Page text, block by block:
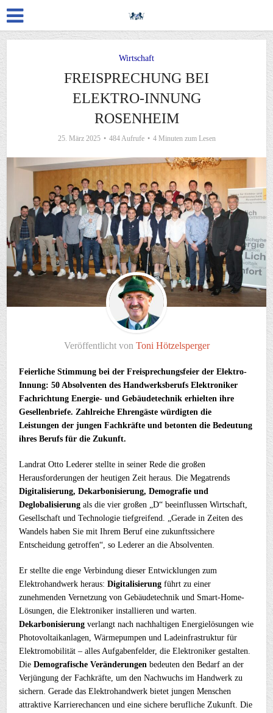
Wirtschaft
FREISPRECHUNG BEI
ELEKTRO-INNUNG
ROSENHEIM
25. März 2025 484 Aufrufe 4 Minuten zum Lesen
Veröffentlicht von Toni Hötzelsperger
Feierliche Stimmung bei der Freisprechungsfeier der Elektro-
Innung: 50 Absolventen des Handwerksberufs Elektroniker
Fachrichtung Energie- und Gebäudetechnik erhielten ihre
Gesellenbriefe. Zahlreiche Ehrengäste würdigten die
Leistungen der jungen Fachkräfte und betonten die Bedeutung
ihres Berufs für die Zukunft.
Landrat Otto Lederer stellte in seiner Rede die großen
Herausforderungen der heutigen Zeit heraus. Die Megatrends
Digitalisierung, Dekarbonisierung, Demografie und
Deglobalisierung als die vier großen „D“ beeinflussen Wirtschaft,
Gesellschaft und Technologie tiefgreifend. „Gerade in Zeiten des
Wandels haben Sie mit Ihrem Beruf eine zukunftssichere
Entscheidung getroffen“, so Lederer an die Absolventen.
Er stellte die enge Verbindung dieser Entwicklungen zum
Elektrohandwerk heraus:Digitalisierung führt zu einer
zunehmenden Vernetzung von Gebäudetechnik und Smart-Home-
Lösungen, die Elektroniker installieren und warten.
Dekarbonisierung verlangt nach nachhaltigen Energielösungen wie
Photovoltaikanlagen, Wärmepumpen und Ladeinfrastruktur für
Elektromobilität – alles Aufgabenfelder, die Elektroniker gestalten.
DieDemografische Veränderungen bedeuten den Bedarf an der
Verjüngung der Fachkräfte, um den Nachwuchs im Handwerk zu
sichern. Gerade das Elektrohandwerk bietet jungen Menschen
attraktive Karrierechancen und eine sichere berufliche Zukunft. Die